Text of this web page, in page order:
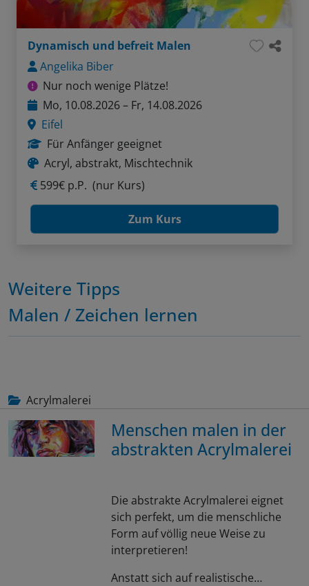
Dynamisch und befreit Malen
Angelika Biber
Nur noch wenige Plätze!
Mo, 10.08.2026 – Fr, 14.08.2026
Eifel
Für Anfänger geeignet
Acryl, abstrakt, Mischtechnik
599€ p.P. (nur Kurs)
Zum Kurs
Weitere Tipps
Malen / Zeichen lernen
Acrylmalerei
Menschen malen in der
abstrakten Acrylmalerei
Die abstrakte Acrylmalerei eignet
sich perfekt, um die menschliche
Form auf völlig neue Weise zu
interpretieren!
Anstatt sich auf realistische…